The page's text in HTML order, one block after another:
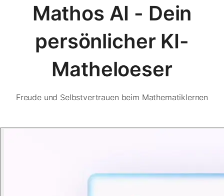
Mathos AI - Dein
persönlicher KI-
Matheloeser
Freude und Selbstvertrauen beim Mathematiklernen